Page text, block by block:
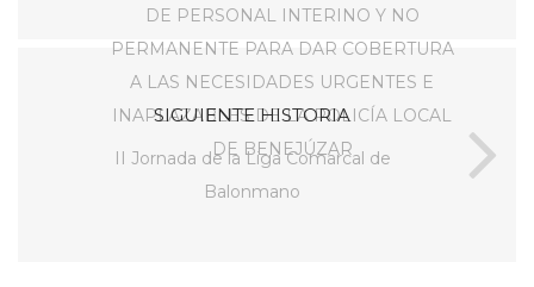
DE PERSONAL INTERINO Y NO
PERMANENTE PARA DAR COBERTURA
A LAS NECESIDADES URGENTES E
INAPLAZABLES DE LA POLICÍA LOCAL
DE BENEJÚZAR
SIGUIENTE HISTORIA
II Jornada de la Liga Comarcal de
Balonmano